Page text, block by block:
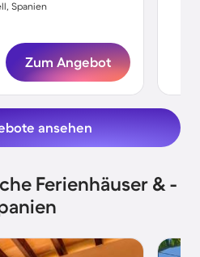
Spanien
Zum Angebot
ansehen
Ferienhäuser & -